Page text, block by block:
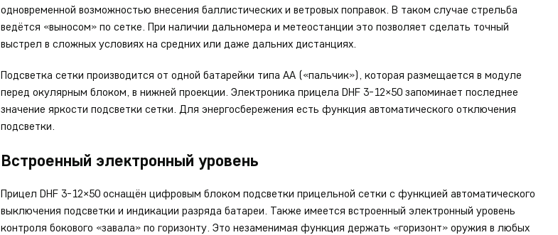
одновременной возможностью внесения баллистических и ветровых поправок. В таком случае стрельба
ведётся «выносом» по сетке. При наличии дальномера и метеостанции это позволяет сделать точный
выстрел в сложных условиях на средних или даже дальних дистанциях.
Подсветка сетки производится от одной батарейки типа АА («пальчик»), которая размещается в модуле
перед окулярным блоком, в нижней проекции. Электроника прицела DHF 3-12×50 запоминает последнее
значение яркости подсветки сетки. Для энергосбережения есть функция автоматического отключения
подсветки.
Встроенный электронный уровень
Прицел DHF 3-12×50 оснащён цифровым блоком подсветки прицельной сетки с функцией автоматического
выключения подсветки и индикации разряда батареи. Также имеется встроенный электронный уровень
контроля бокового «завала» по горизонту. Это незаменимая функция держать «горизонт» оружия в любых